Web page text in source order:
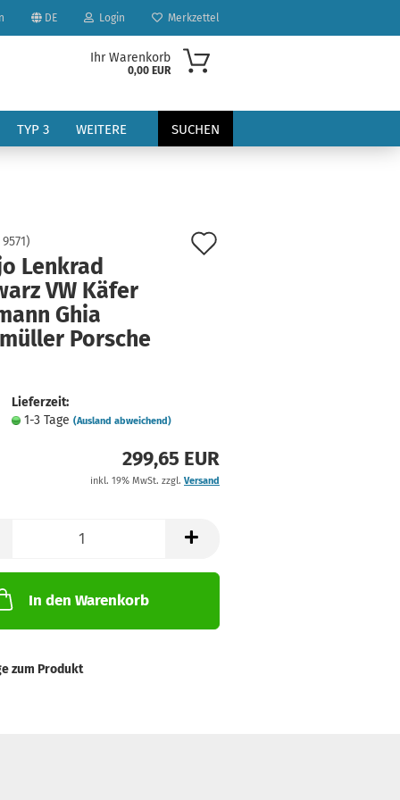
DE Login Merkzettel
Ihr Warenkorb
0,00 EUR
TYP 3 SUCHEN
WEITERE
9571)
Lenkrad
VW Käfer
Ghia
Porsche
Lieferzeit:
1-3 Tage (Ausland abweichend)
299,65 EUR
inkl. 19% MwSt. zzgl. Versand
In den Warenkorb
zum Produkt